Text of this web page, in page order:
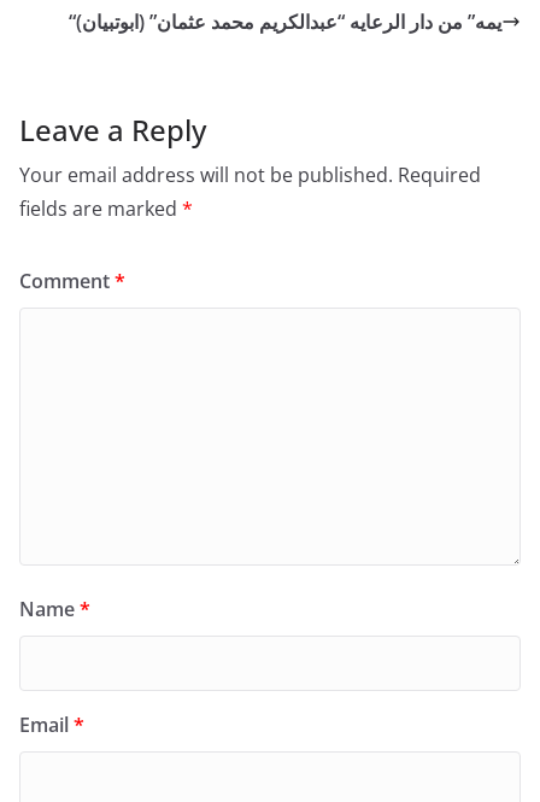
“يمه” من دار الرعايه “عبدالكريم محمد عثمان” (ابوتبيان)
Leave a Reply
Your email address will not be published. Required
fields are marked *
Comment*
Name*
Email*